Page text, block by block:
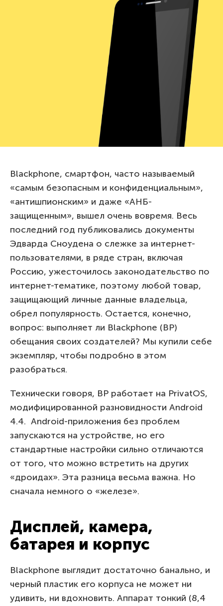
Blackphone, смартфон, часто называемый
«самым безопасным и конфиденциальным»,
«антишпионским» и даже «АНБ-
защищенным», вышел очень вовремя. Весь
последний год публиковались документы
Эдварда Сноудена о слежке за интернет-
пользователями, в ряде стран, включая
Россию, ужесточилось законодательство по
интернет-тематике, поэтому любой товар,
защищающий личные данные владельца,
обрел популярность. Остается, конечно,
вопрос: выполняет ли Blackphone (BP)
обещания своих создателей? Мы купили себе
экземпляр, чтобы подробно в этом
разобраться.
Технически говоря, BP работает на PrivatOS,
модифицированной разновидности Android
4.4. Android-приложения без проблем
запускаются на устройстве, но его
стандартные настройки сильно отличаются
от того, что можно встретить на других
«дроидах». Эта разница весьма важна. Но
сначала немного о «железе».
Дисплей, камера,
батарея и корпус
Blackphone выглядит достаточно банально, и
черный пластик его корпуса не может ни
удивить, ни вдохновить. Аппарат тонкий (8,4